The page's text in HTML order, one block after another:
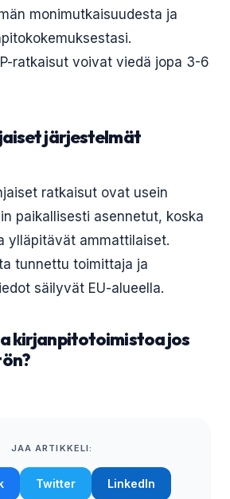
monimutkaisuudesta ja
ratkaisut voivat viedä jopa 3-6
järjestelmät
ratkaisut ovat usein
paikallisesti asennetut, koska
ylläpitävät ammattilaiset.
tunnettu toimittaja ja
säilyvät EU-alueella.
kirjanpitotoimistoa jos
JAA ARTIKKELI:
Twitter LinkedIn